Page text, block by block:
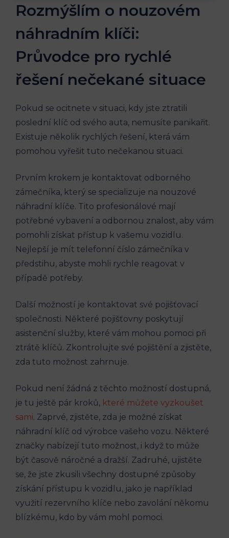
Rozmýšlím o nouzovém
náhradním klíči:
Průvodce pro rychlé
řešení nečekané situace
Pokud se ocitnete v situaci, kdy jste ztratili
poslední klíč od svého auta, nemusíte panikařit.
Existuje několik rychlých řešení, která vám
pomohou vyřešit tuto nečekanou situaci.
Prvním krokem je kontaktovat odborného
zámečníka, který se specializuje na nouzové
náhradní klíče. Tito profesionálové mají
potřebné vybavení a odbornou znalost, aby vám
pomohli získat přístup k vašemu vozidlu.
Nejlepší je mít telefonní číslo zámečníka v
předstihu, abyste mohli rychle reagovat v
případě potřeby.
Další možností je kontaktovat své pojišťovací
společnosti. Některé pojišťovny poskytují
asistenční služby, které vám mohou pomoci při
ztrátě klíčů. Zkontrolujte své pojištění a zjistěte,
zda tuto možnost zahrnuje.
Pokud není žádná z těchto možností dostupná,
je tu ještě pár kroků, které můžete vyzkoušet
sami. Zaprvé, zjistěte, zda je možné získat
náhradní klíč od výrobce vašeho vozu. Některé
značky nabízejí tuto možnost, i když to může
být časově náročné a dražší. Zadruhé, ujistěte
se, že jste zkusili všechny dostupné způsoby
získání přístupu k vozidlu, jako je například
využití rezervního klíče nebo zavolání někomu
blízkému, kdo by vám mohl pomoci.